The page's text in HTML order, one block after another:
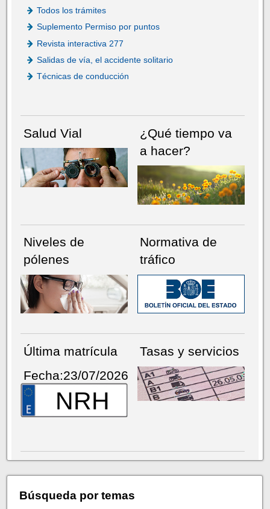
Todos los trámites
Suplemento Permiso por puntos
Revista interactiva 277
Salidas de vía, el accidente solitario
Técnicas de conducción
Salud Vial
¿Qué tiempo va
a hacer?
Niveles de
pólenes
Normativa de
tráfico
Última matrícula
Fecha:23/07/2026
NRH
Tasas y servicios
Búsqueda por temas